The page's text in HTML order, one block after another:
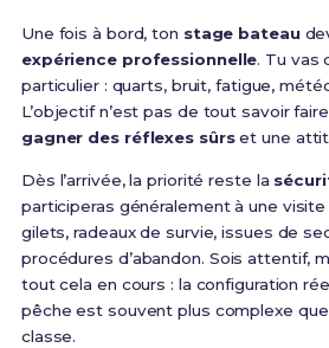
Une fois à bord, ton stage bateau
expérience professionnelle. Tu vas
particulier : quarts, bruit, fatigue,
L’objectif n’est pas de tout savoir
gagner des réflexes sûrset une
Dès l’arrivée, la priorité reste la
participeras généralement à une visite
gilets, radeaux de survie, issues de
procédures d’abandon. Sois attentif,
tout cela en cours : la configuration
pêche est souvent plus complexe
classe.